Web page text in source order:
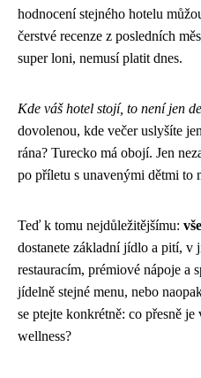
hodnocení stejného hotelu
čerstvé recenze z posledních
super loni, nemusí platit dnes.
Kde váš hotel stojí, to není jen
dovolenou, kde večer uslyšíte
rána? Turecko má obojí. Jen
po příletu s unavenými dětmi to
Teď k tomu nejdůležitějšímu:
dostanete základní jídlo a pití, v
restauracím, prémiové nápoje a
jídelně stejné menu, nebo
se ptejte konkrétně: co přesně
wellness?